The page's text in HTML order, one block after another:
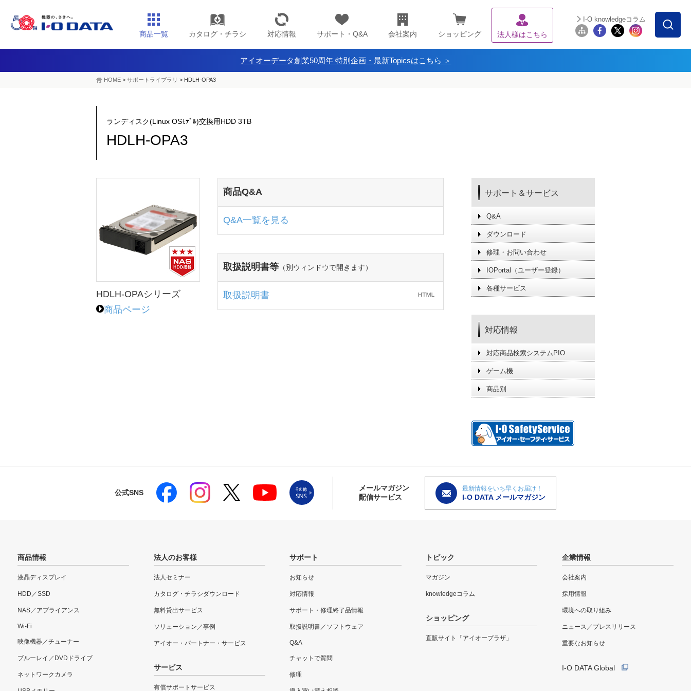
商品一覧 カタログ・チラシ 対応情報 サポート・Q&A 会社案内 ショッピング 法人様はこちら
I-O knowledgeコラム
アイオーデータ創業50周年 特別企画・最新Topicsはこちら ＞
HOME > サポートライブラリ > HDLH-OPA3
ランディスク(Linux OSﾓﾃﾞﾙ)交換用HDD 3TB
HDLH-OPA3
HDLH-OPAシリーズ
商品ページ
商品Q&A
Q&A一覧を見る
取扱説明書等 （別ウィンドウで開きます）
取扱説明書
サポート＆サービス
Q&A
ダウンロード
修理・お問い合わせ
IOPortal（ユーザー登録）
各種サービス
対応情報
対応商品検索システムPIO
ゲーム機
商品別
公式SNS
メールマガジン
配信サービス
最新情報をいち早くお届け！
I-O DATA メールマガジン
商品情報
液晶ディスプレイ
HDD／SSD
NAS／アプライアンス
Wi-Fi
映像機器／チューナー
ブルーレイ／DVDドライブ
ネットワークカメラ
法人のお客様
法人セミナー
カタログ・チラシダウンロード
無料貸出サービス
ソリューション／事例
アイオー・パートナー・サービス
サービス
有償サポートサービス
サポート
お知らせ
対応情報
サポート・修理終了品情報
取扱説明書／ソフトウェア
Q&A
チャットで質問
修理
トピック
マガジン
knowledgeコラム
ショッピング
直販サイト「アイオープラザ」
企業情報
会社案内
採用情報
環境への取り組み
ニュース／プレスリリース
重要なお知らせ
I-O DATA Global